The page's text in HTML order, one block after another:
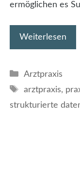
ermöglichen es
Weiterlesen
Kategorien
Arztpraxis
Schlagwörter
arztpraxis,
strukturierte